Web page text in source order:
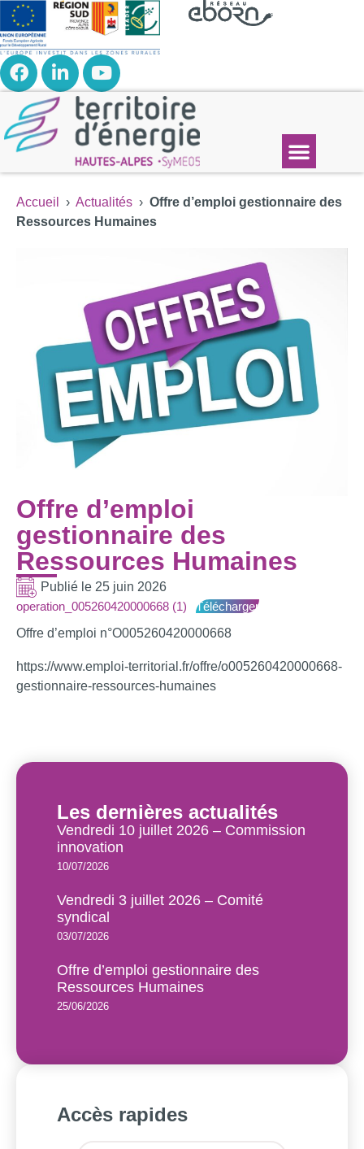
Accueil › Actualités › Offre d’emploi gestionnaire des
Ressources Humaines
Offre d’emploi
gestionnaire des
Ressources Humaines
Publié le 25 juin 2026
operation_005260420000668 (1)
Télécharger
Offre d’emploi n°O005260420000668
https://www.emploi-territorial.fr/offre/o005260420000668-
gestionnaire-ressources-humaines
Les dernières actualités
Vendredi 10 juillet 2026 – Commission
innovation
10/07/2026
Vendredi 3 juillet 2026 – Comité
syndical
03/07/2026
Offre d’emploi gestionnaire des
Ressources Humaines
25/06/2026
Accès rapides